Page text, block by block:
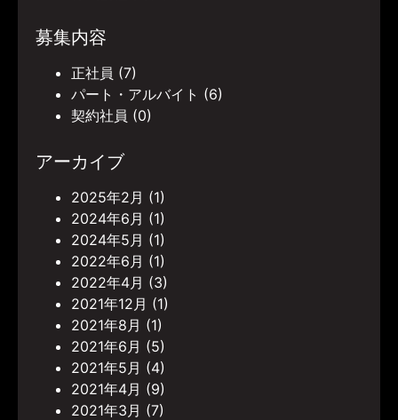
募集内容
正社員 (7)
パート・アルバイト (6)
契約社員 (0)
アーカイブ
2025年2月 (1)
2024年6月 (1)
2024年5月 (1)
2022年6月 (1)
2022年4月 (3)
2021年12月 (1)
2021年8月 (1)
2021年6月 (5)
2021年5月 (4)
2021年4月 (9)
2021年3月 (7)